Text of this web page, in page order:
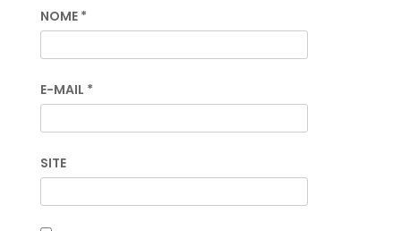
NOME *
E-MAIL *
SITE